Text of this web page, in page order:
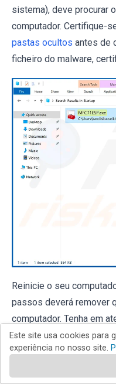
sistema), deve procurar
computador. Certifique-
pastas ocultos antes de
ficheiro do malware,
Reinicie o seu
passos deverá remover
computador. Tenha em
ameaças requer
Se não tiver esses
malware para os
Este site usa cookies para
experiência no nosso site.